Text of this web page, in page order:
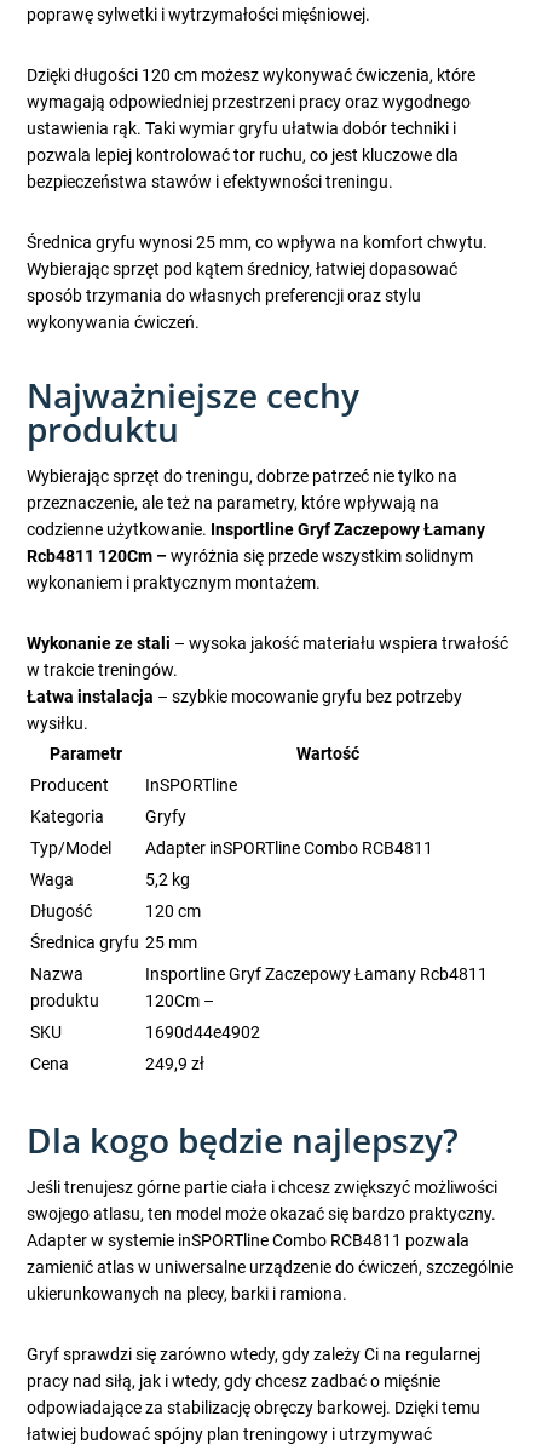
poprawę sylwetki i wytrzymałości mięśniowej.
Dzięki długości 120 cm możesz wykonywać ćwiczenia, które
wymagają odpowiedniej przestrzeni pracy oraz wygodnego
ustawienia rąk. Taki wymiar gryfu ułatwia dobór techniki i
pozwala lepiej kontrolować tor ruchu, co jest kluczowe dla
bezpieczeństwa stawów i efektywności treningu.
Średnica gryfu wynosi 25 mm, co wpływa na komfort chwytu.
Wybierając sprzęt pod kątem średnicy, łatwiej dopasować
sposób trzymania do własnych preferencji oraz stylu
wykonywania ćwiczeń.
Najważniejsze cechy
produktu
Wybierając sprzęt do treningu, dobrze patrzeć nie tylko na
przeznaczenie, ale też na parametry, które wpływają na
codzienne użytkowanie. Insportline Gryf Zaczepowy Łamany
Rcb4811 120Cm –wyróżnia się przede wszystkim solidnym
wykonaniem i praktycznym montażem.
Wykonanie ze stali – wysoka jakość materiału wspiera trwałość
w trakcie treningów.
Łatwa instalacja – szybkie mocowanie gryfu bez potrzeby
wysiłku.
Parametr
Wartość
Producent
InSPORTline
Kategoria
Gryfy
Typ/Model
Adapter inSPORTline Combo RCB4811
Waga
5,2 kg
Długość
120 cm
Średnica gryfu 25 mm
Nazwa
produktu
Insportline Gryf Zaczepowy Łamany Rcb4811
120Cm –
SKU
1690d44e4902
Cena
249,9 zł
Dla kogo będzie najlepszy?
Jeśli trenujesz górne partie ciała i chcesz zwiększyć możliwości
swojego atlasu, ten model może okazać się bardzo praktyczny.
Adapter w systemie inSPORTline Combo RCB4811 pozwala
zamienić atlas w uniwersalne urządzenie do ćwiczeń, szczególnie
ukierunkowanych na plecy, barki i ramiona.
Gryf sprawdzi się zarówno wtedy, gdy zależy Ci na regularnej
pracy nad siłą, jak i wtedy, gdy chcesz zadbać o mięśnie
odpowiadające za stabilizację obręczy barkowej. Dzięki temu
łatwiej budować spójny plan treningowy i utrzymywać